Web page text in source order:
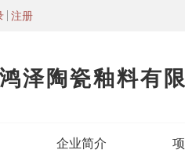
注册
泽陶瓷釉料有
企业简介